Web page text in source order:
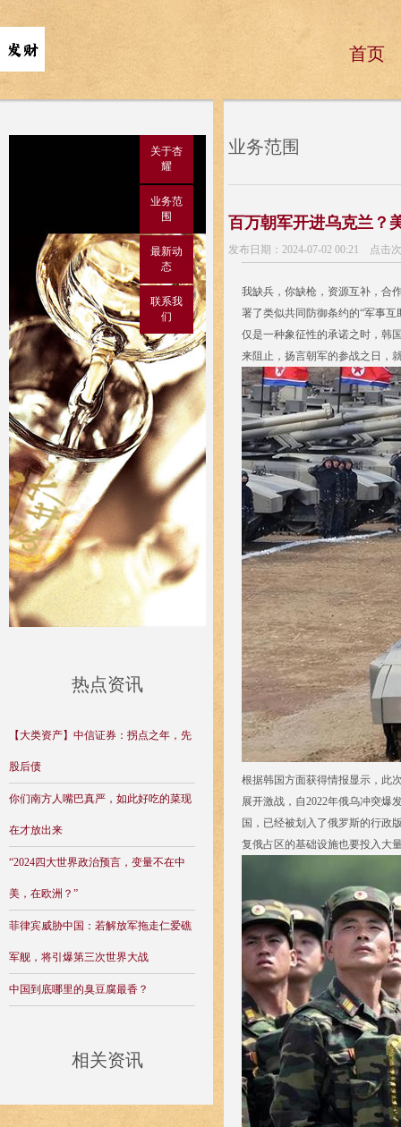
首页
热点资讯
【大类资产】中信证券：拐点之年，先
股后债
你们南方人嘴巴真严，如此好吃的菜现
在才放出来
“2024四大世界政治预言，变量不在中
美，在欧洲？”
菲律宾威胁中国：若解放军拖走仁爱礁
军舰，将引爆第三次世界大战
中国到底哪里的臭豆腐最香？
相关资讯
业务范围
关于杏
耀
业务范
围
最新动
态
联系我
们
百万朝军开进乌克兰？
发布日期：2024-07-02 00:21 点击
我缺兵，你缺枪，资源互补，合
署了类似共同防御条约的“军事
仅是一种象征性的承诺之时，韩
来阻止，扬言朝军的参战之日，
根据韩国方面获得情报显示，此
展开激战，自2022年俄乌冲突爆
国，已经被划入了俄罗斯的行政
复俄占区的基础设施也要投入大